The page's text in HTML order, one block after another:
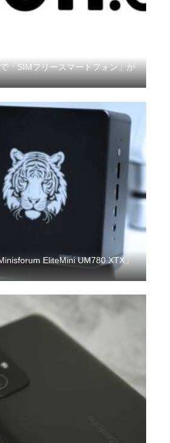
「SIMフリースマートフォン」が
EliteMini UM780 XTX」